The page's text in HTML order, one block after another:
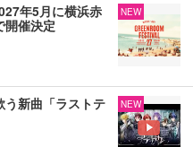
年5月に横浜赤
開催決定
NEW
う新曲「ラストテ
NEW